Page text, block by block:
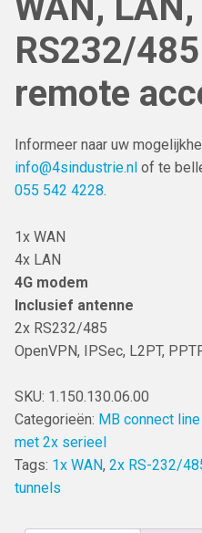
RS232/
remote
Informeer naar uw
info@4sindustrie.nl of te
055 542 4228.
1x WAN
4x LAN
4G modem
Inclusief antenne
2x RS232/485
OpenVPN, IPSec, L2PT,
SKU: 1.150.130.06.00
Categorieën: MB connect
met 2x serieel
Tags: 1x WAN, 2x RS-232/
tunnels